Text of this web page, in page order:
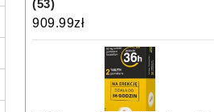
(53)
909.99zł